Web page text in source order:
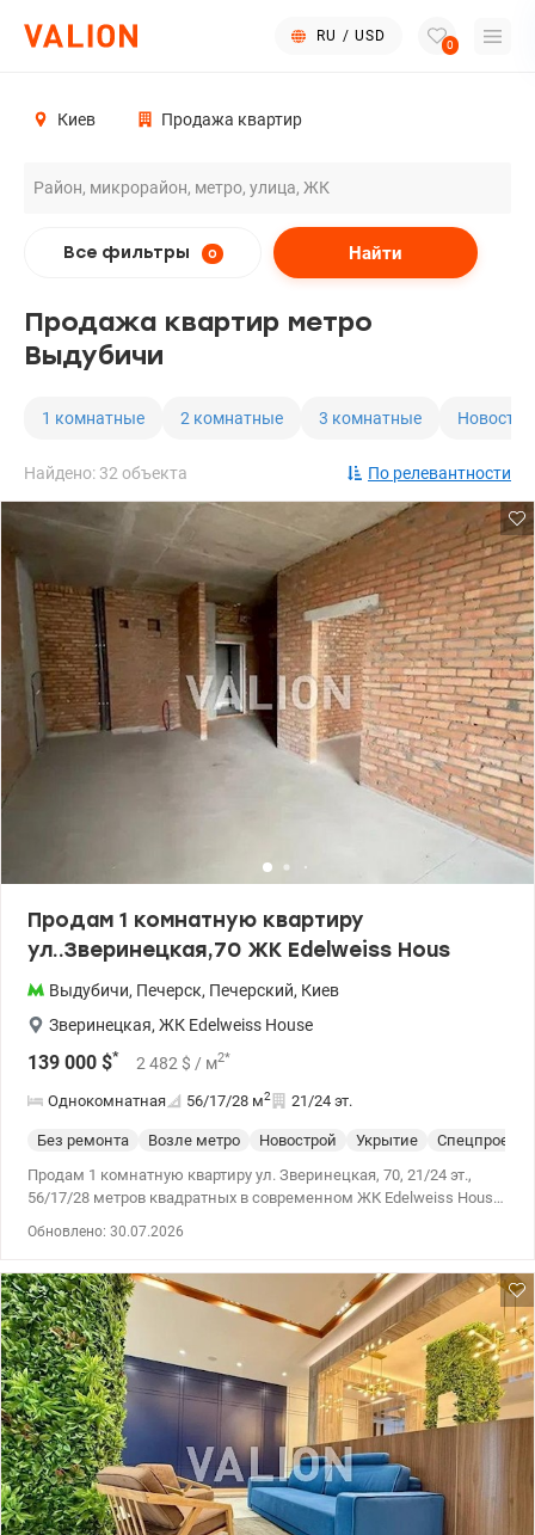
RU / USD
0
Киев Продажа квартир
Все фильтры 0 Найти
Продажа квартир метро
Выдубичи
1 комнатные 2 комнатные 3 комнатные
Найдено: 32 объекта По релевантности
Продам 1 комнатную квартиру
ул..Зверинецкая,70 ЖК Edelweiss Hous
Выдубичи, Печерск, Печерский, Киев
Зверинецкая, ЖК Edelweiss House
139 000 $* 2 482 $ / м2*
Однокомнатная 56/17/28 м2 21/24 эт.
Без ремонта Возле метро Новострой Укрытие
Спецпроект
Продам 1 комнатную квартиру ул. Зверинецкая, 70, 21/24 эт.,
56/17/28 метров квадратных в современном ЖК Edelweiss House
амбар. Комплекc имеет закрытую территорию со своей
инфраструктурой. Дом по современным технологиям в
строительстве (скоростные лифты, система антизатопления,
противопожарная система) Цена 139 000 у.е. Оксана Фурс ,.067
724 12 86,valion.ua/1152397
Обновлено: 30.07.2026